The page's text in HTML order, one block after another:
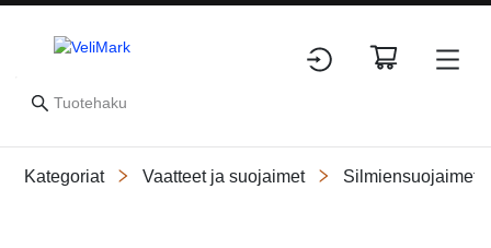
Kategoriat Vaatteet ja suojaimet Silmiensuojaimet